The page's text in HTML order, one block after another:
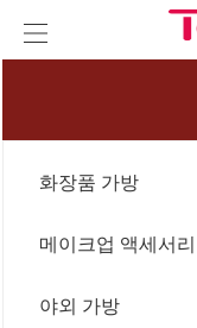
화장품 가방
메이크업 액세서리
야외 가방